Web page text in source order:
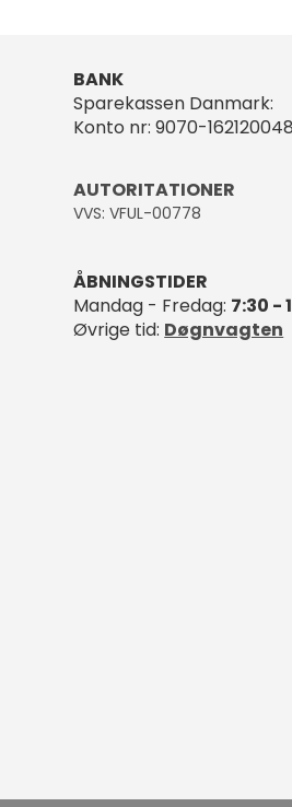
BANK
Sparekassen Danmark:
Konto nr: 9070-
AUTORITATIONER
VVS: VFUL-00778
ÅBNINGSTIDER
Mandag - Fredag: 7:30 -
Øvrige tid: Døgnvagten